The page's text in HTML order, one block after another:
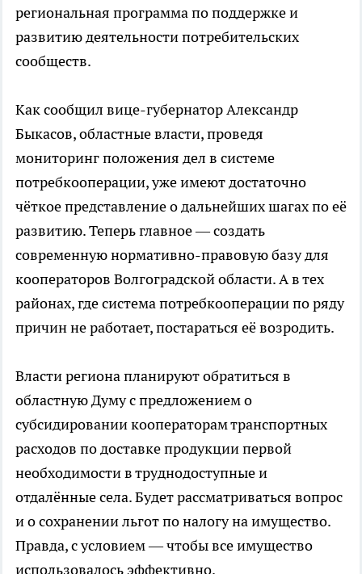
региональная программа по поддержке и
развитию деятельности потребительских
сообществ.
Как сообщил вице-губернатор Александр
Быкасов, областные власти, проведя
мониторинг положения дел в системе
потребкооперации, уже имеют достаточно
чёткое представление о дальнейших шагах по её
развитию. Теперь главное — создать
современную нормативно-правовую базу для
кооператоров Волгоградской области. А в тех
районах, где система потребкооперации по ряду
причин не работает, постараться её возродить.
Власти региона планируют обратиться в
областную Думу с предложением о
субсидировании кооператорам транспортных
расходов по доставке продукции первой
необходимости в труднодоступные и
отдалённые села. Будет рассматриваться вопрос
и о сохранении льгот по налогу на имущество.
Правда, с условием — чтобы все имущество
использовалось эффективно.